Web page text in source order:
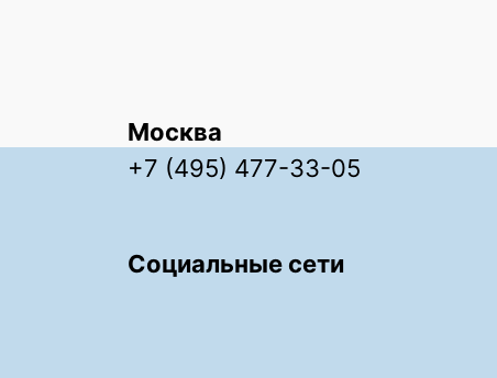
Москва
+7 (495) 477-33-05
Социальные сети